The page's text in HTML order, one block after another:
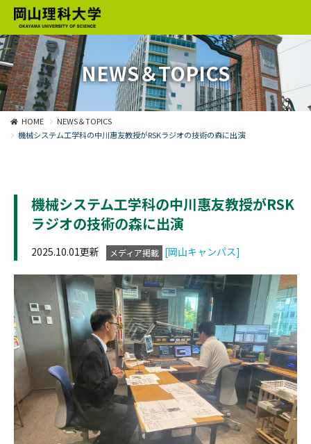
NEWS＆TOPICS
HOME
NEWS＆TOPICS
機械システム工学科の中川惠友教授がRSKラジオの技術の森に出演
機械システム工学科の中川惠友教授がRSK
ラジオの技術の森に出演
2025.10.01更新 メディア掲載 [岡山キャンパス]